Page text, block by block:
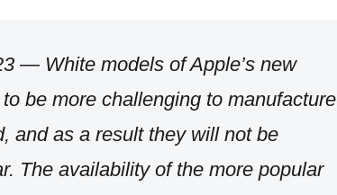
— White models of Apple’s new
be more challenging to manufacture
and as a result they will not be
The availability of the more popular